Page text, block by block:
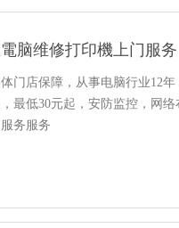
脑维修打印機上门服务
门店保障，从事电脑行业12
最低30元起，安防监控，网
务服务